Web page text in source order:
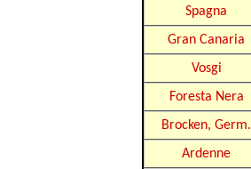
Spagna
Gran Canaria
Vosgi
Foresta Nera
Brocken, Germ.
Ardenne